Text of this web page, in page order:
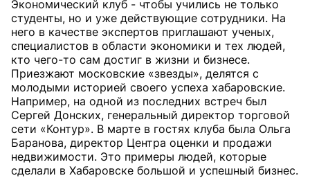
Экономический клуб - чтобы учились не только
студенты, но и уже действующие сотрудники. На
него в качестве экспертов приглашают ученых,
специалистов в области экономики и тех людей,
кто чего-то сам достиг в жизни и бизнесе.
Приезжают московские «звезды», делятся с
молодыми историей своего успеха хабаровские.
Например, на одной из последних встреч был
Сергей Донских, генеральный директор торговой
сети «Контур». В марте в гостях клуба была Ольга
Баранова, директор Центра оценки и продажи
недвижимости. Это примеры людей, которые
сделали в Хабаровске большой и успешный бизнес.